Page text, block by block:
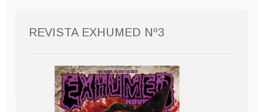
REVISTA EXHUMED Nº3